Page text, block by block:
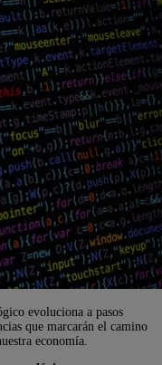
evoluciona a pasos
que marcarán el camino
economía.